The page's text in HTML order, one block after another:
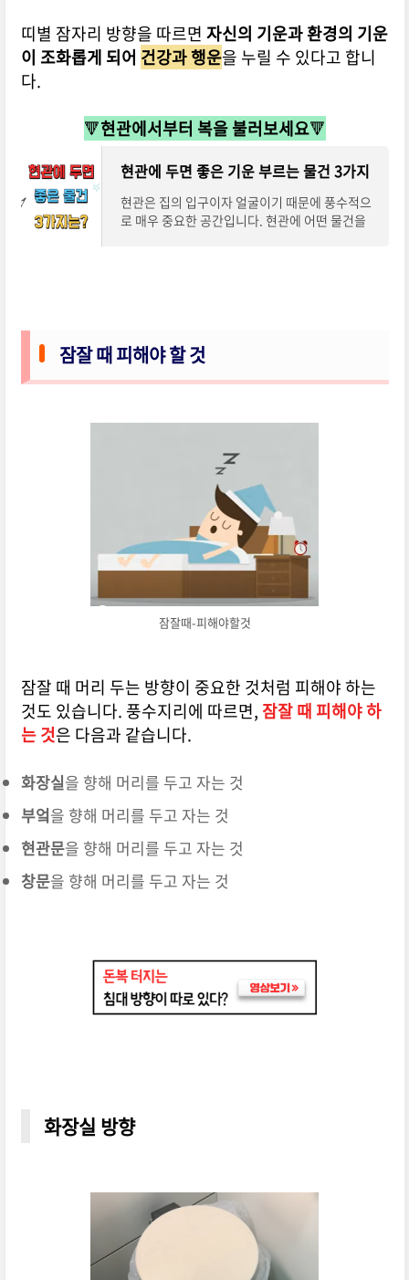
띠별 잠자리 방향을 따르면 자신의 기운과 환경의 기운
이 조화롭게 되어 건강과 행운을 누릴 수 있다고 합니
다.
🔻현관에서부터 복을 불러보세요🔻
현관에 두면 좋은 기운 부르는 물건 3가지
현관은 집의 입구이자 얼굴이기 때문에 풍수적으
로 매우 중요한 공간입니다. 현관에 어떤 물건을
잠잘 때 피해야 할 것
잠잘때-피해야할것
잠잘 때 머리 두는 방향이 중요한 것처럼 피해야 하는
것도 있습니다. 풍수지리에 따르면, 잠잘 때 피해야 하
는 것은 다음과 같습니다.
화장실을 향해 머리를 두고 자는 것
부엌을 향해 머리를 두고 자는 것
현관문을 향해 머리를 두고 자는 것
창문을 향해 머리를 두고 자는 것
화장실 방향